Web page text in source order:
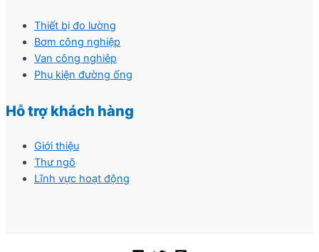
Thiết bị đo lường
Bơm công nghiệp
Van công nghiêp
Phụ kiện đường ống
Hỗ trợ khách hàng
Giới thiệu
Thư ngõ
Lĩnh vực hoạt động